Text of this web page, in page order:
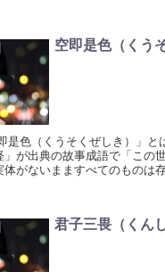
空即是色（くう
是色（くうそくぜしき）」と
」が出典の故事成語で「この
体がないまますべてのものは
君子三畏（くん